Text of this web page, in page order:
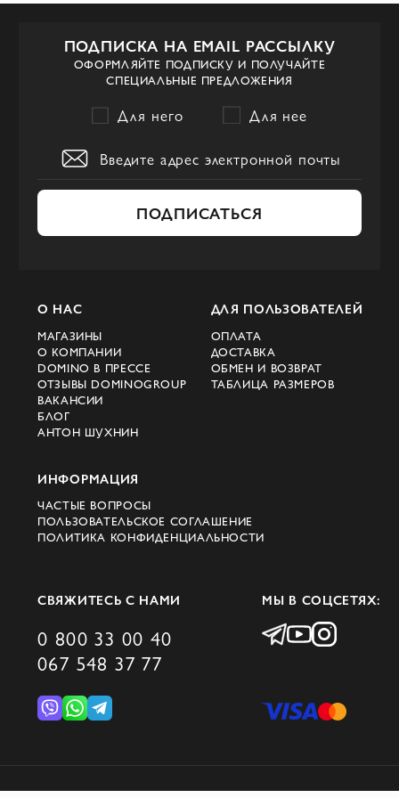
ПОДПИСКА НА EMAIL РАССЫЛКУ
ОФОРМЛЯЙТЕ ПОДПИСКУ И ПОЛУЧАЙТЕ
СПЕЦИАЛЬНЫЕ ПРЕДЛОЖЕНИЯ
Для него Для нее
ПОДПИСАТЬСЯ
О НАС
МАГАЗИНЫ
О КОМПАНИИ
DOMINO В ПРЕССЕ
ОТЗЫВЫ DOMINOGROUP
ВАКАНСИИ
БЛОГ
АНТОН ШУХНИН
ДЛЯ ПОЛЬЗОВАТЕЛЕЙ
ОПЛАТА
ДОСТАВКА
ОБМЕН И ВОЗВРАТ
ТАБЛИЦА РАЗМЕРОВ
ИНФОРМАЦИЯ
ЧАСТЫЕ ВОПРОСЫ
ПОЛЬЗОВАТЕЛЬСКОЕ СОГЛАШЕНИЕ
ПОЛИТИКА КОНФИДЕНЦИАЛЬНОСТИ
СВЯЖИТЕСЬ С НАМИ
0 800 33 00 40
067 548 37 77
МЫ В СОЦСЕТЯХ:
© 2026 DOMINO GROUP